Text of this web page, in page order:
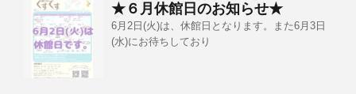
★６月休館日のお知らせ★
6月2日(火)は、休館日となります。また6月3日
(水)にお待ちしており